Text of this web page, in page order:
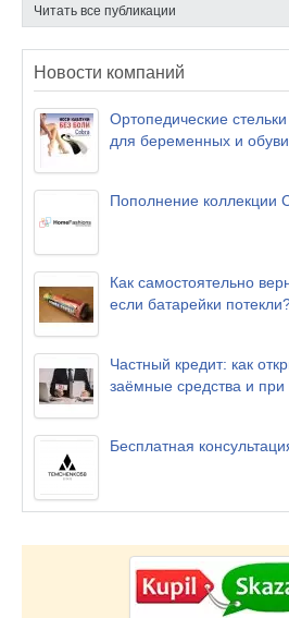
Читать все публикации
Новости компаний
Ортопедические
для беременных и
Пополнение коллекции
Как самостоятельно
если батарейки
Частный кредит: как
заёмные средства и
Бесплатная